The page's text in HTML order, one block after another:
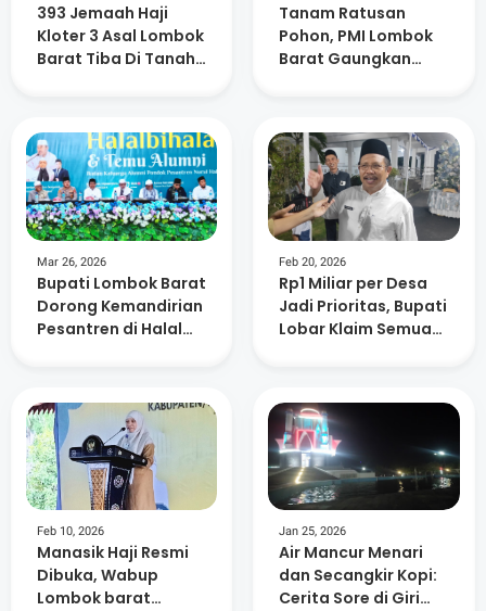
393 Jemaah Haji
Kloter 3 Asal Lombok
Barat Tiba Di Tanah
Tanam Ratusan
Pohon, PMI Lombok
Barat Gaungkan
Kemanusiaan
Mar 26, 2026
Bupati Lombok Barat
Dorong Kemandirian
Pesantren di Halal
Feb 20, 2026
Rp1 Miliar per Desa
Jadi Prioritas, Bupati
Lobar Klaim Semua
Feb 10, 2026
Manasik Haji Resmi
Dibuka, Wabup
Lombok barat
Jan 25, 2026
Air Mancur Menari
dan Secangkir Kopi:
Cerita Sore di Giri